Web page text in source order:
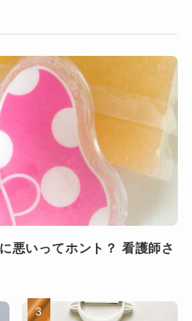
悪いってホント？ 看護師さ